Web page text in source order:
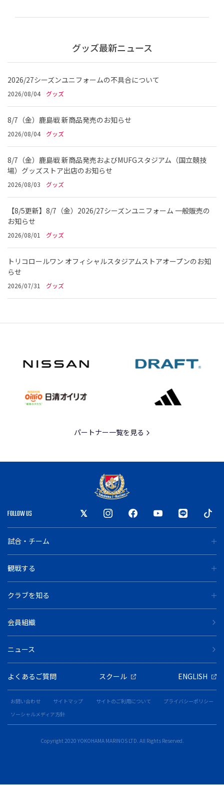
グッズ最新ニュース
2026/27シーズンユニフォームの不具合について
2026/08/04 グッズ
8/7（金）鹿島戦 新商品発売のお知らせ
2026/08/04 グッズ
8/7（金）鹿島戦 新商品発売およびMUFGスタジアム（国立競技
場）グッズストア出店のお知らせ
2026/08/03 グッズ
【8/5更新】8/7（金）2026/27シーズンユニフォーム 一般販売の
お知らせ
2026/08/01 グッズ
トリコロールワン オフィシャルスタジアムストアオープンのお知
らせ
2026/07/31 グッズ
パートナー一覧を見る
FOLLOW US
試合・チーム
観戦する
クラブを知る
会員組織
ニュース
よくあるご質問 スクール ENGLISH
お問い合わせ サイトマップ サイトのご利用について
プライバシーポリシー
ソーシャルメディア方針
Copyright 2020 YOKOHAMA MARINOS LTD. All Rights Reserved.